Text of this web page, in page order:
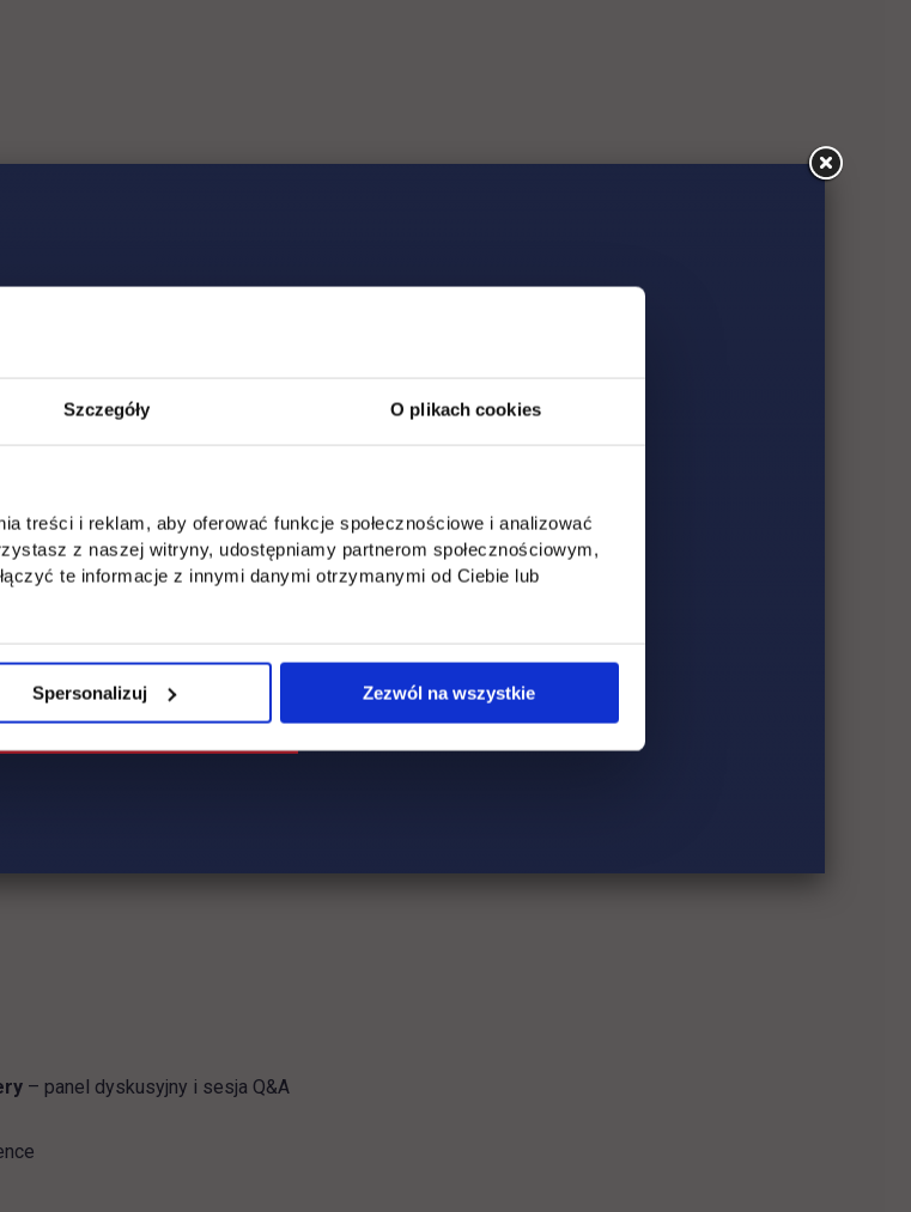
Szczegóły O plikach cookies
treści i reklam, aby oferować funkcje społecznościowe i analizować
z naszej witryny, udostępniamy partnerom społecznościowym,
te informacje z innymi danymi otrzymanymi od Ciebie lub
Spersonalizuj Zezwól na wszystkie
może pasować do Ciebie
w marketingu
POV z perspektywy rekrutera
– panel dyskusyjny i sesja Q&A